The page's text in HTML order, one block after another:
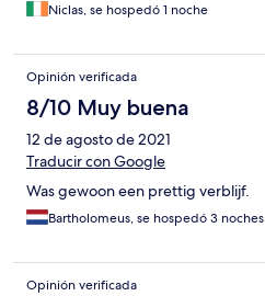
Niclas, se hospedó 1 noche
Opinión verificada
8/10 Muy buena
12 de agosto de 2021
Traducir con Google
Was gewoon een prettig verblijf.
Bartholomeus, se hospedó 3 noches
Opinión verificada